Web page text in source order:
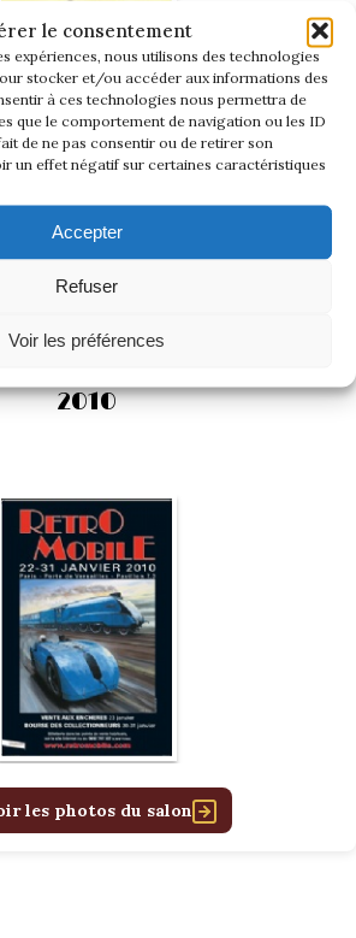
le consentement
expériences, nous utilisons des technologies
stocker et/ou accéder aux informations des
à ces technologies nous permettra de
que le comportement de navigation ou les ID
de ne pas consentir ou de retirer son
un effet négatif sur certaines caractéristiques
Accepter
Refuser
Voir les préférences
les photos du salon
2010
les photos du salon